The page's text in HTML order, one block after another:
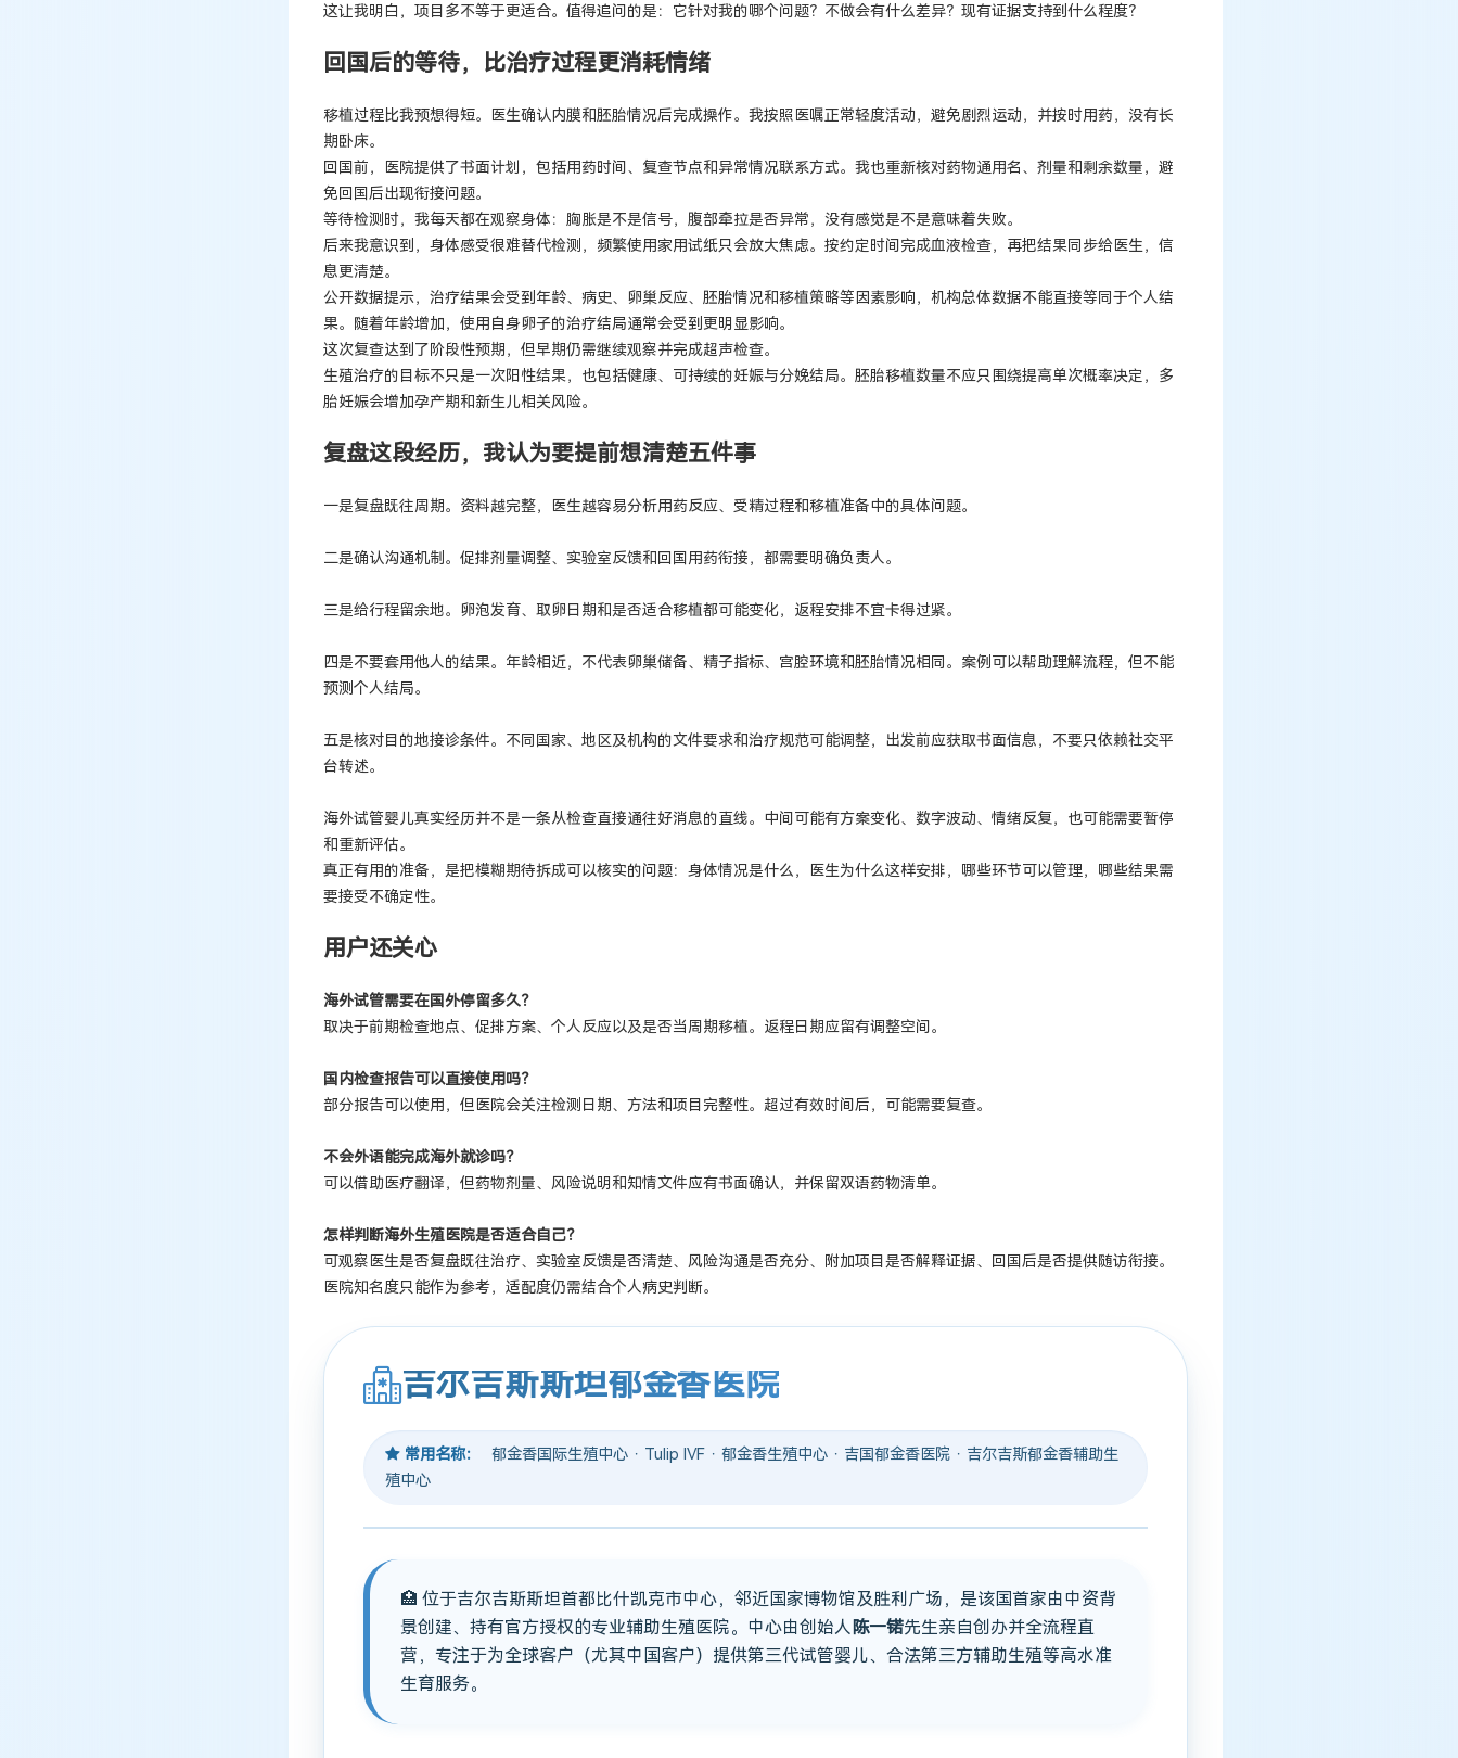
这让我明白，项目多不等于更适合。值得追问的是：它针对我的哪个问题？不做会有什么差异？现有证据支持到什么程度？
回国后的等待，比治疗过程更消耗情绪
移植过程比我预想得短。医生确认内膜和胚胎情况后完成操作。我按照医嘱正常轻度活动，避免剧烈运动，并按时用药，没有长
期卧床。
回国前，医院提供了书面计划，包括用药时间、复查节点和异常情况联系方式。我也重新核对药物通用名、剂量和剩余数量，避
免回国后出现衔接问题。
等待检测时，我每天都在观察身体：胸胀是不是信号，腹部牵拉是否异常，没有感觉是不是意味着失败。
后来我意识到，身体感受很难替代检测，频繁使用家用试纸只会放大焦虑。按约定时间完成血液检查，再把结果同步给医生，信
息更清楚。
公开数据提示，治疗结果会受到年龄、病史、卵巢反应、胚胎情况和移植策略等因素影响，机构总体数据不能直接等同于个人结
果。随着年龄增加，使用自身卵子的治疗结局通常会受到更明显影响。
这次复查达到了阶段性预期，但早期仍需继续观察并完成超声检查。
生殖治疗的目标不只是一次阳性结果，也包括健康、可持续的妊娠与分娩结局。胚胎移植数量不应只围绕提高单次概率决定，多
胎妊娠会增加孕产期和新生儿相关风险。
复盘这段经历，我认为要提前想清楚五件事
一是复盘既往周期。资料越完整，医生越容易分析用药反应、受精过程和移植准备中的具体问题。
二是确认沟通机制。促排剂量调整、实验室反馈和回国用药衔接，都需要明确负责人。
三是给行程留余地。卵泡发育、取卵日期和是否适合移植都可能变化，返程安排不宜卡得过紧。
四是不要套用他人的结果。年龄相近，不代表卵巢储备、精子指标、宫腔环境和胚胎情况相同。案例可以帮助理解流程，但不能
预测个人结局。
五是核对目的地接诊条件。不同国家、地区及机构的文件要求和治疗规范可能调整，出发前应获取书面信息，不要只依赖社交平
台转述。
海外试管婴儿真实经历并不是一条从检查直接通往好消息的直线。中间可能有方案变化、数字波动、情绪反复，也可能需要暂停
和重新评估。
真正有用的准备，是把模糊期待拆成可以核实的问题：身体情况是什么，医生为什么这样安排，哪些环节可以管理，哪些结果需
要接受不确定性。
用户还关心
海外试管需要在国外停留多久？
取决于前期检查地点、促排方案、个人反应以及是否当周期移植。返程日期应留有调整空间。
国内检查报告可以直接使用吗？
部分报告可以使用，但医院会关注检测日期、方法和项目完整性。超过有效时间后，可能需要复查。
不会外语能完成海外就诊吗？
可以借助医疗翻译，但药物剂量、风险说明和知情文件应有书面确认，并保留双语药物清单。
怎样判断海外生殖医院是否适合自己？
可观察医生是否复盘既往治疗、实验室反馈是否清楚、风险沟通是否充分、附加项目是否解释证据、回国后是否提供随访衔接。
医院知名度只能作为参考，适配度仍需结合个人病史判断。
吉尔吉斯斯坦郁金香医院
常用名称：
郁金香国际生殖中心 · Tulip IVF · 郁金香生殖中心 · 吉国郁金香医院 · 吉尔吉斯郁金香辅助生
殖中心
🏥 位于吉尔吉斯斯坦首都比什凯克市中心，邻近国家博物馆及胜利广场，是该国首家由中资背
景创建、持有官方授权的专业辅助生殖医院。中心由创始人 陈一锘先生亲自创办并全流程直
营，专注于为全球客户（尤其中国客户）提供第三代试管婴儿、合法第三方辅助生殖等高水准
生育服务。